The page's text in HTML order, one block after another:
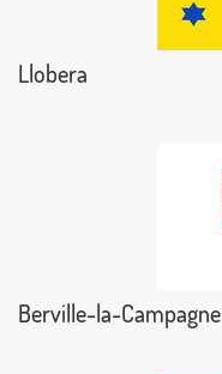
Llobera
Berville-la-Campagne